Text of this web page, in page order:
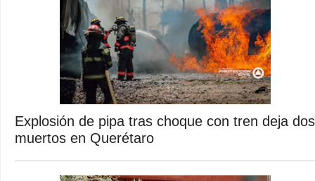
Explosión de pipa tras choque con tren deja dos
muertos en Querétaro